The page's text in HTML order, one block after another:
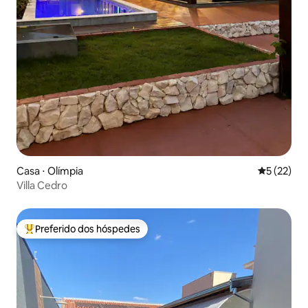
Casa ⋅ Olímpia 5 de uma
5 (22)
Villa Cedro
Entre os melhores preferidos dos hóspedes
Preferido dos hóspedes